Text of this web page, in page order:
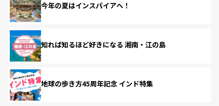
今年の夏はインスパイアへ！
知れば知るほど好きになる 湘南・江の島
地球の歩き方45周年記念 インド特集